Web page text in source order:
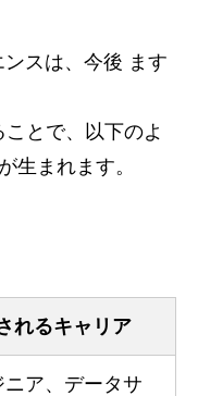
スは、今後 ます
とで、以下のよ
生まれます。
れるキャリア
ア、データサ